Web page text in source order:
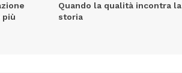
più
Quando la qualità incontra la
storia